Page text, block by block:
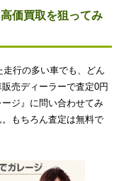
価買取を狙ってみ
行の多い車でも、どん
売ディーラーで査定0円
ジ』に問い合わせてみ
もちろん査定は無料で